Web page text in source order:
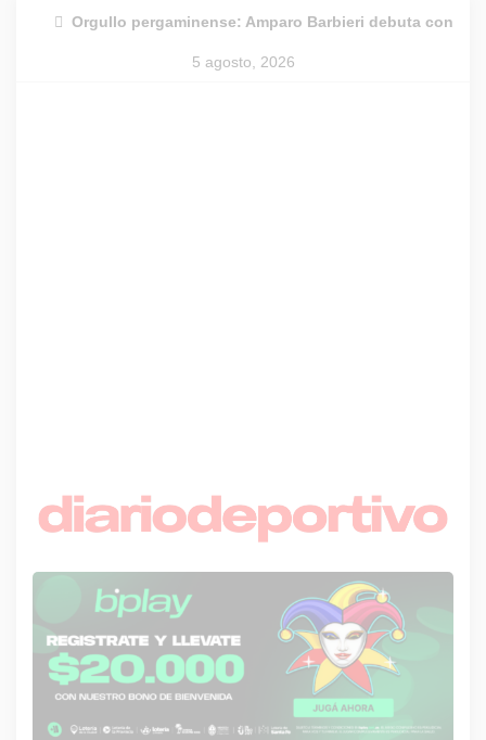
Orgullo pergaminense: Amparo Barbieri debuta con
5 agosto, 2026